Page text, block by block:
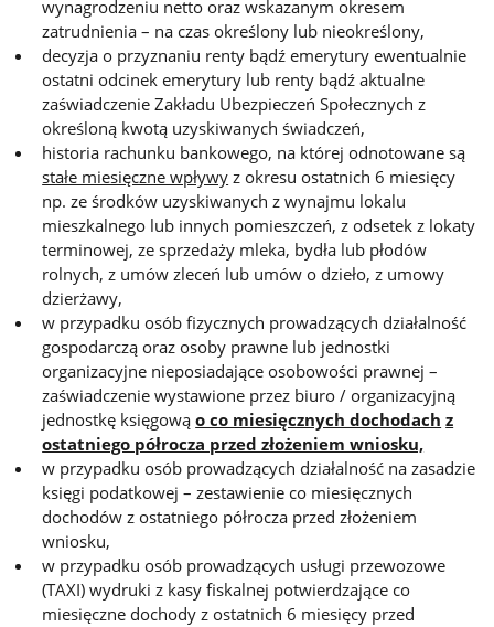
wynagrodzeniu netto oraz wskazanym okresem
zatrudnienia – na czas określony lub nieokreślony,
decyzja o przyznaniu renty bądź emerytury ewentualnie
ostatni odcinek emerytury lub renty bądź aktualne
zaświadczenie Zakładu Ubezpieczeń Społecznych z
określoną kwotą uzyskiwanych świadczeń,
historia rachunku bankowego, na której odnotowane są
stałe miesięczne wpływy z okresu ostatnich 6 miesięcy
np. ze środków uzyskiwanych z wynajmu lokalu
mieszkalnego lub innych pomieszczeń, z odsetek z lokaty
terminowej, ze sprzedaży mleka, bydła lub płodów
rolnych, z umów zleceń lub umów o dzieło, z umowy
dzierżawy,
w przypadku osób fizycznych prowadzących działalność
gospodarczą oraz osoby prawne lub jednostki
organizacyjne nieposiadające osobowości prawnej –
zaświadczenie wystawione przez biuro / organizacyjną
jednostkę księgowąo co miesięcznych dochodach z
ostatniego półrocza przed złożeniem wniosku,
w przypadku osób prowadzących działalność na zasadzie
księgi podatkowej – zestawienie co miesięcznych
dochodów z ostatniego półrocza przed złożeniem
wniosku,
w przypadku osób prowadzących usługi przewozowe
(TAXI) wydruki z kasy fiskalnej potwierdzające co
miesięczne dochody z ostatnich 6 miesięcy przed